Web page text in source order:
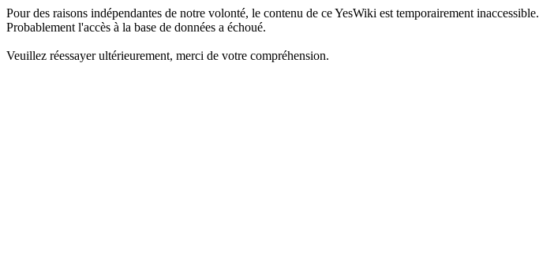
Pour des raisons indépendantes de notre volonté, le contenu de ce YesWiki est temporairement inaccessible.
Probablement l'accès à la base de données a échoué.
Veuillez réessayer ultérieurement, merci de votre compréhension.